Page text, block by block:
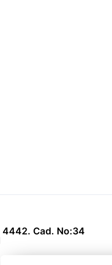
4442. Cad. No:34